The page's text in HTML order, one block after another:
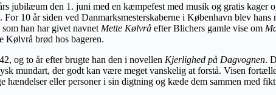
jubilæum den 1. juni med en kæmpefest med musik og gratis kager
10 år siden ved Danmarksmesterskaberne i København blev
han har givet navnet Mette Kølvrå efter Blichers gamle vise om
Kølvrå brød hos bageren.
og to år efter brugte han den i novellen Kjerlighed på Dagvognen.
mundart, der godt kan være meget vanskelig at forstå. Visen
eller personer i sin digtning og kæde dem sammen med